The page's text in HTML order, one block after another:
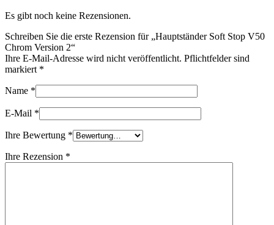
Es gibt noch keine Rezensionen.
Schreiben Sie die erste Rezension für „Hauptständer Soft Stop V50
Chrom Version 2“
Ihre E-Mail-Adresse wird nicht veröffentlicht. Pflichtfelder sind
markiert *
Name *
E-Mail *
Ihre Bewertung *
Ihre Rezension *